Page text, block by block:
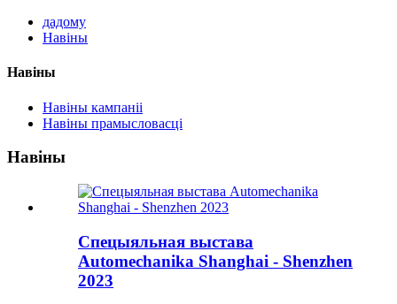
дадому
Навіны
Навіны
Навіны кампаніі
Навіны прамысловасці
Навіны
Спецыяльная выстава
Automechanika Shanghai - Shenzhen
2023